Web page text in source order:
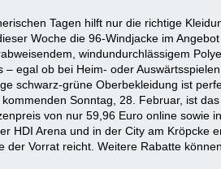
Tagen hilft nur die richtige
Woche die 96-Windjacke im
windundurchlässigem
– egal ob bei Heim- oder
schwarz-grüne Oberbekleidung ist
Sonntag, 28. Februar, ist das
von nur 59,96 Euro online sowie
HDI Arena und in der City am Kröpcke
der Vorrat reicht. Weitere Rabatte